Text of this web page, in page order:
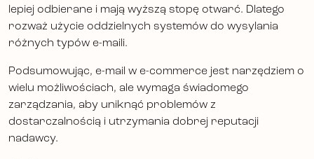
lepiej odbierane i mają wyższą stopę otwarć. Dlatego
rozważ użycie oddzielnych systemów do wysylania
różnych typów e-maili.
Podsumowując, e-mail w e-commerce jest narzędziem o
wielu możliwościach, ale wymaga świadomego
zarządzania, aby uniknąć problemów z
dostarczalnością i utrzymania dobrej reputacji
nadawcy.